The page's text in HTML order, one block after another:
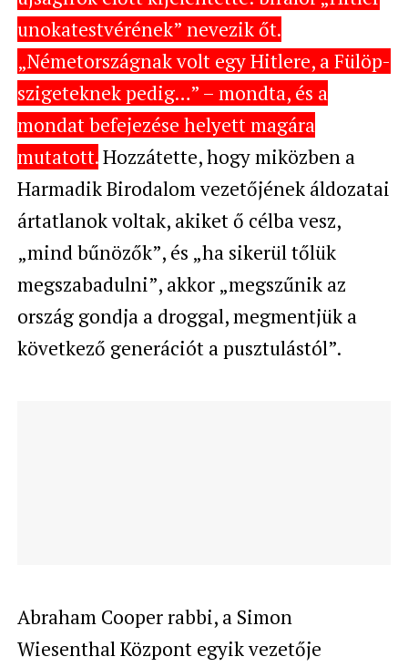
unokatestvérének” nevezik őt.
„Németországnak volt egy Hitlere, a Fülöp-
szigeteknek pedig…” – mondta, és a
mondat befejezése helyett magára
mutatott.Hozzátette, hogy miközben a
Harmadik Birodalom vezetőjének áldozatai
ártatlanok voltak, akiket ő célba vesz,
„mind bűnözők”, és „ha sikerül tőlük
megszabadulni”, akkor „megszűnik az
ország gondja a droggal, megmentjük a
következő generációt a pusztulástól”.
Abraham Cooper rabbi, a Simon
Wiesenthal Központ egyik vezetője